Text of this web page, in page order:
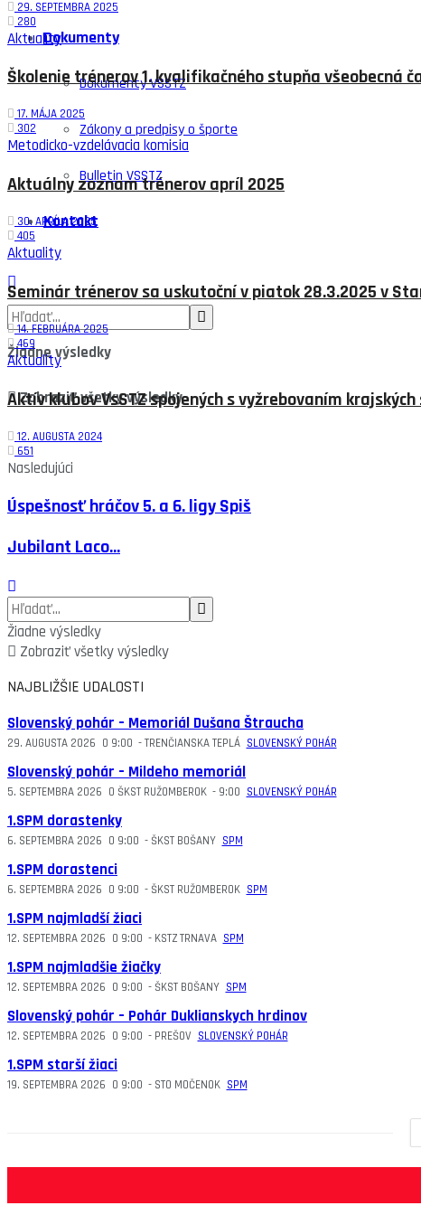
Dokumenty
Dokumenty VSSTZ
Zákony a predpisy o športe
Bulletin VSSTZ
Kontakt
Žiadne výsledky
Zobraziť všetky výsledky
29. SEPTEMBRA 2025
280
Aktuality
Školenie trénerov 1. kvalifikačného stupňa všeobecná
17. MÁJA 2025
302
Metodicko-vzdelávacia komisia
Aktuálny zoznam trénerov apríl 2025
30. APRÍLA 2025
405
Aktuality
Seminár trénerov sa uskutoční v piatok 28.3.2025 v
14. FEBRUÁRA 2025
469
Aktuality
Aktív klubov VsSTZ spojených s vyžrebovaním
12. AUGUSTA 2024
651
Nasledujúci
Úspešnosť hráčov 5. a 6. ligy Spiš
Jubilant Laco...
Žiadne výsledky
Zobraziť všetky výsledky
NAJBLIŽŠIE UDALOSTI
Slovenský pohár – Memoriál Dušana Štraucha
29. AUGUSTA 2026 O 9:00 -TRENČIANSKA TEPLÁ SLOVENSKÝ POHÁR
Slovenský pohár – Mildeho memoriál
5. SEPTEMBRA 2026 O ŠKST RUŽOMBEROK - 9:00 SLOVENSKÝ POHÁR
1.SPM dorastenky
6. SEPTEMBRA 2026 O 9:00 - ŠKST BOŠANY SPM
1.SPM dorastenci
6. SEPTEMBRA 2026 O 9:00 - ŠKST RUŽOMBEROK SPM
1.SPM najmladší žiaci
12. SEPTEMBRA 2026 O 9:00 - KSTZ TRNAVA SPM
1.SPM najmladšie žiačky
12. SEPTEMBRA 2026 O 9:00 - ŠKST BOŠANY SPM
Slovenský pohár – Pohár Duklianskych hrdinov
12. SEPTEMBRA 2026 O 9:00 - PREŠOV SLOVENSKÝ POHÁR
1.SPM starší žiaci
19. SEPTEMBRA 2026 O 9:00 - STO MOČENOK SPM